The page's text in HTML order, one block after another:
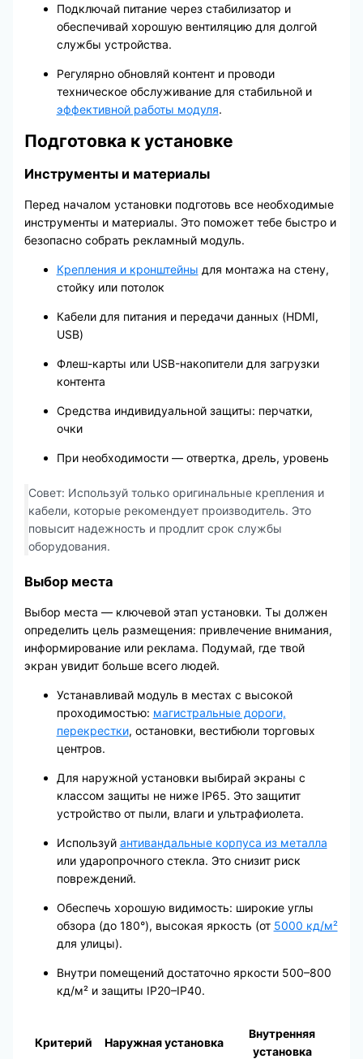
Подключай питание через стабилизатор и
обеспечивай хорошую вентиляцию для долгой
службы устройства.
Регулярно обновляй контент и проводи
техническое обслуживание для стабильной и
эффективной работы модуля.
Подготовка к установке
Инструменты и материалы
Перед началом установки подготовь все необходимые
инструменты и материалы. Это поможет тебе быстро и
безопасно собрать рекламный модуль.
Крепления и кронштейны для монтажа на стену,
стойку или потолок
Кабели для питания и передачи данных (HDMI,
USB)
Флеш-карты или USB-накопители для загрузки
контента
Средства индивидуальной защиты: перчатки,
очки
При необходимости — отвертка, дрель, уровень
Совет: Используй только оригинальные крепления и
кабели, которые рекомендует производитель. Это
повысит надежность и продлит срок службы
оборудования.
Выбор места
Выбор места — ключевой этап установки. Ты должен
определить цель размещения: привлечение внимания,
информирование или реклама. Подумай, где твой
экран увидит больше всего людей.
Устанавливай модуль в местах с высокой
проходимостью: магистральные дороги,
перекрестки, остановки, вестибюли торговых
центров.
Для наружной установки выбирай экраны с
классом защиты не ниже IP65. Это защитит
устройство от пыли, влаги и ультрафиолета.
Используй антивандальные корпуса из металла
или ударопрочного стекла. Это снизит риск
повреждений.
Обеспечь хорошую видимость: широкие углы
обзора (до 180°), высокая яркость (от 5000 кд/м²
для улицы).
Внутри помещений достаточно яркости 500–800
кд/м² и защиты IP20–IP40.
Критерий Наружная установка
Внутренняя
установка